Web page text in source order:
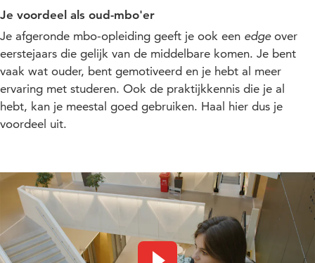
Je voordeel als oud-mbo'er
Je afgeronde mbo-opleiding geeft je ook een edgeover
eerstejaars die gelijk van de middelbare komen. Je bent
vaak wat ouder, bent gemotiveerd en je hebt al meer
ervaring met studeren. Ook de praktijkkennis die je al
hebt, kan je meestal goed gebruiken. Haal hier dus je
voordeel uit.